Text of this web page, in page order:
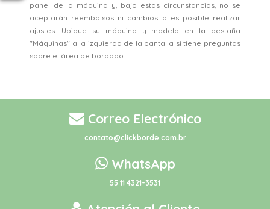
panel de la máquina y, bajo estas circunstancias, no se
aceptarán reembolsos ni cambios. o es posible realizar
ajustes. Ubique su máquina y modelo en la pestaña
"Máquinas" a la izquierda de la pantalla si tiene preguntas
sobre el área de bordado.
Correo Electrónico
contato@clickborde.com.br
WhatsApp
55 11 4321-3531